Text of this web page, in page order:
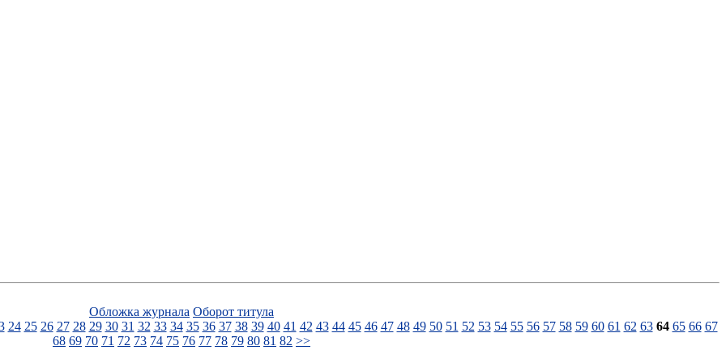
Обложка журнала Оборот титула
24 25 26 27 28 29 30 31 32 33 34 35 36 37 38 39 40 41 42 43 44 45 46 47 48 49 50 51 52 53 54 55 56 57 58 59 60 61 62 63 64 65 66 67
68 69 70 71 72 73 74 75 76 77 78 79 80 81 82 >>